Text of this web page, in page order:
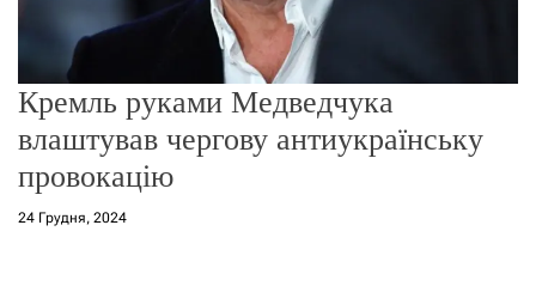
Кремль руками Медведчука
влаштував чергову антиукраїнську
провокацію
24 Грудня, 2024